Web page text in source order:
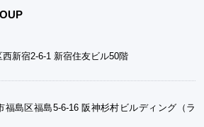
新宿2-6-1 新宿住友ビル50階
福島区福島5-6-16 阪神杉村ビルディング（ラ